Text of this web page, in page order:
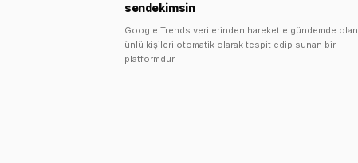
sendekimsin
Google Trends verilerinden hareketle gündemde olan
ünlü kişileri otomatik olarak tespit edip sunan bir
platformdur.